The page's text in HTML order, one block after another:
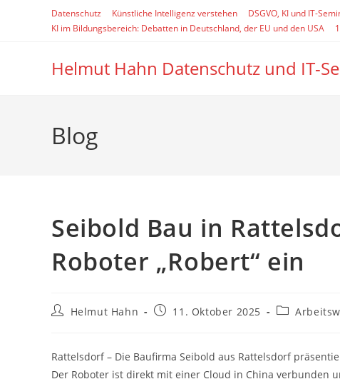
Datenschutz Künstliche Intelligenz verstehen DSGVO, KI und IT-
KI im Bildungsbereich: Debatten in Deutschland, der EU und den USA
Helmut Hahn Datenschutz und IT-
Blog
Seibold Bau in
Roboter „Robert“ ein
Beitrags-
Helmut Hahn
Beitrag11. Oktober 2025
Beitrags-
Rattelsdorf – Die Baufirma Seibold aus Rattelsdorf
Der Roboter ist direkt mit einer Cloud in China verbunden